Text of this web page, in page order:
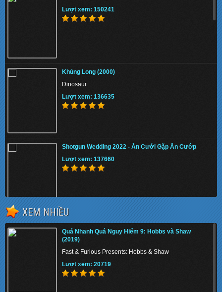
Lượt xem: 150241
Khủng Long (2000)
Dinosaur
Lượt xem: 136635
Shotgun Wedding 2022 - Ăn Cưới Gặp Ăn Cướp
Lượt xem: 137660
The Tiger Rising 2022 - Con Cọp Trỗi Dậy
Lượt xem: 148956
XEM NHIỀU
Quá Nhanh Quá Nguy Hiểm 9: Hobbs và Shaw
(2019)
Fast & Furious Presents: Hobbs & Shaw
Lượt xem: 20719